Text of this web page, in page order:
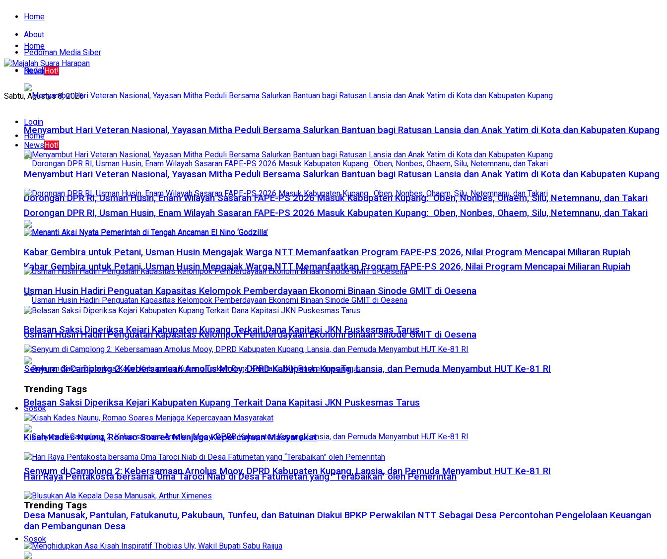
Home
About
Pedoman Media Siber
Redaksi
Sabtu, Agustus 8, 2026
Login
Home
NewsHot!
​Menyambut Hari Veteran Nasional, Yayasan Mitha Peduli Bersama Salurkan Bantuan bagi Ratusan Lansia dan Anak Yatim di Kota dan Kabupaten Kupang
Dorongan DPR RI, Usman Husin, Enam Wilayah Sasaran FAPE-PS 2026 Masuk Kabupaten Kupang: Oben, Nonbes, Ohaem, Silu, Netemnanu, dan Takari
Kabar Gembira untuk Petani, Usman Husin Mengajak Warga NTT Memanfaatkan Program FAPE-PS 2026, Nilai Program Mencapai Miliaran Rupiah
​Usman Husin Hadiri Penguatan Kapasitas Kelompok Pemberdayaan Ekonomi Binaan Sinode GMIT di Oesena
Belasan Saksi Diperiksa Kejari Kabupaten Kupang Terkait Dana Kapitasi JKN Puskesmas Tarus
Senyum di Camplong 2: Kebersamaan Arnolus Mooy, DPRD Kabupaten Kupang, Lansia, dan Pemuda Menyambut HUT Ke-81 RI
Trending Tags
Sosok
Home
NewsHot!
​Menyambut Hari Veteran Nasional, Yayasan Mitha Peduli Bersama Salurkan Bantuan bagi Ratusan Lansia dan Anak Yatim di Kota dan Kabupaten Kupang
Dorongan DPR RI, Usman Husin, Enam Wilayah Sasaran FAPE-PS 2026 Masuk Kabupaten Kupang: Oben, Nonbes, Ohaem, Silu, Netemnanu, dan Takari
Kabar Gembira untuk Petani, Usman Husin Mengajak Warga NTT Memanfaatkan Program FAPE-PS 2026, Nilai Program Mencapai Miliaran Rupiah
​Usman Husin Hadiri Penguatan Kapasitas Kelompok Pemberdayaan Ekonomi Binaan Sinode GMIT di Oesena
Belasan Saksi Diperiksa Kejari Kabupaten Kupang Terkait Dana Kapitasi JKN Puskesmas Tarus
Senyum di Camplong 2: Kebersamaan Arnolus Mooy, DPRD Kabupaten Kupang, Lansia, dan Pemuda Menyambut HUT Ke-81 RI
Trending Tags
Sosok
Kisah Kades Naunu, Romao Soares Menjaga Kepercayaan Masyarakat
Hari Raya Pentakosta bersama Oma Taroci Niab di Desa Fatumetan yang “Terabaikan” oleh Pemerintah
Desa Manusak, Pantulan, Fatukanutu, Pakubaun, Tunfeu, dan Batuinan Diakui BPKP Perwakilan NTT Sebagai Desa Percontohan Pengelolaan Keuangan
dan Pembangunan Desa